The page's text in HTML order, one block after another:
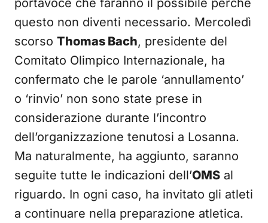
portavoce che faranno il possibile perché
questo non diventi necessario. Mercoledì
scorso Thomas Bach, presidente del
Comitato Olimpico Internazionale, ha
confermato che le parole ‘annullamento’
o ‘rinvio’ non sono state prese in
considerazione durante l’incontro
dell’organizzazione tenutosi a Losanna.
Ma naturalmente, ha aggiunto, saranno
seguite tutte le indicazioni dell’OMS al
riguardo. In ogni caso, ha invitato gli atleti
a continuare nella preparazione atletica.